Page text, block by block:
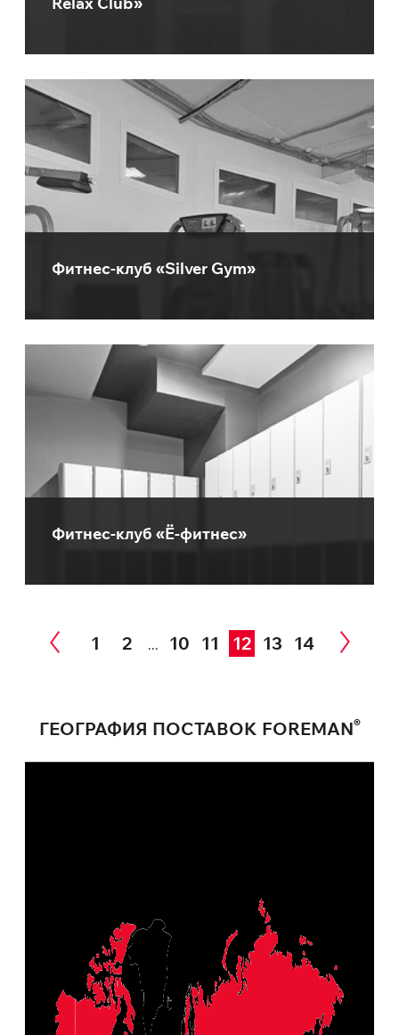
Фитнес-клуб «Silver Gym»
Фитнес-клуб «Ё-фитнес»
1 2 ... 10 11 12 13 14
ГЕОГРАФИЯ ПОСТАВОК FOREMAN®